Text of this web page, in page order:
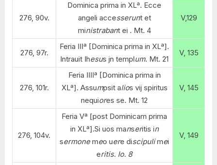
276, 90v.
Dominica prima in XLª. Ecce
angeli accesserunt et
ministrabant ei . Mt. 4
V,129
276, 97r.
Feria IIIª [Dominica prima in XLª].
Intrauit Ihesus jn templum. Mt. 21
V, 135
276, 101r.
Feria IIIIª [Dominica prima in
XLª]. Assumpsit alios vij spiritus
nequiores se. Mt. 12
V, 145
276, 104v.
Feria Vª [post Dominicam prima
in XLª].Si uos manseritis in
sermonemeo uere discipulimei
eritis. Io. 8
V, 149